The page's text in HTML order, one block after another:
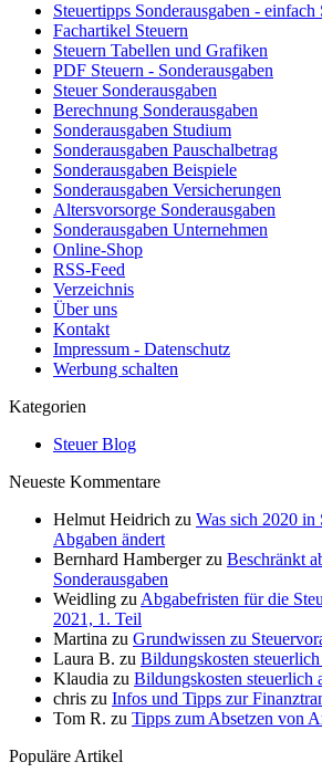
Steuertipps Sonderausgaben - einfach
Fachartikel Steuern
Steuern Tabellen und Grafiken
PDF Steuern - Sonderausgaben
Steuer Sonderausgaben
Berechnung Sonderausgaben
Sonderausgaben Studium
Sonderausgaben Pauschalbetrag
Sonderausgaben Beispiele
Sonderausgaben Versicherungen
Altersvorsorge Sonderausgaben
Sonderausgaben Unternehmen
Online-Shop
RSS-Feed
Verzeichnis
Über uns
Kontakt
Impressum - Datenschutz
Werbung schalten
Kategorien
Steuer Blog
Neueste Kommentare
Helmut Heidrich zu Was sich 2020 in
Abgaben ändert
Bernhard Hambergerzu Beschränkt
Sonderausgaben
Weidling zu Abgabefristen für die
2021, 1. Teil
Martina zu Grundwissen zu
Laura B. zu Bildungskosten steuerlich
Klaudia zu Bildungskosten steuerlich
chris zu Infos und Tipps zur
Tom R. zu Tipps zum Absetzen von
Populäre Artikel